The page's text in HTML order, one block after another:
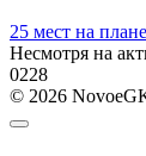
25 мест на
Несмотря на
0228
© 2026